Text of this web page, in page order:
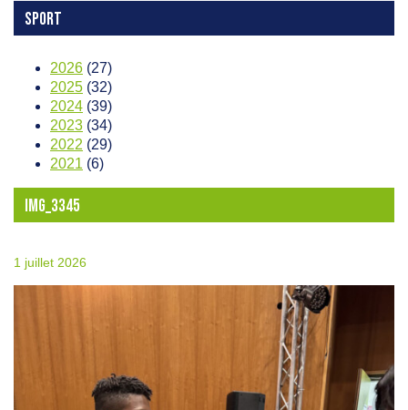
SPORT
2026 (27)
2025 (32)
2024 (39)
2023 (34)
2022 (29)
2021 (6)
IMG_3345
1 juillet 2026